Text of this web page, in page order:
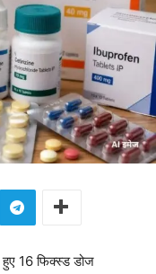
हुए 16 फिक्स्ड डोज